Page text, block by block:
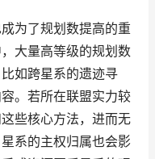
为了规划数提高的重
大量高等级的规划数
如跨星系的遗迹寻
。若所在联盟实力较
些核心方法，进而无
系的主权归属也会影